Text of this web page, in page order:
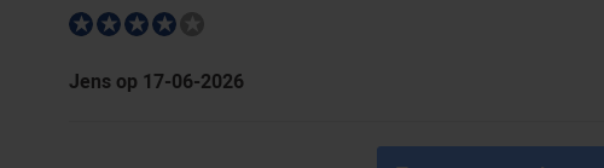
Jens op 17-06-2026